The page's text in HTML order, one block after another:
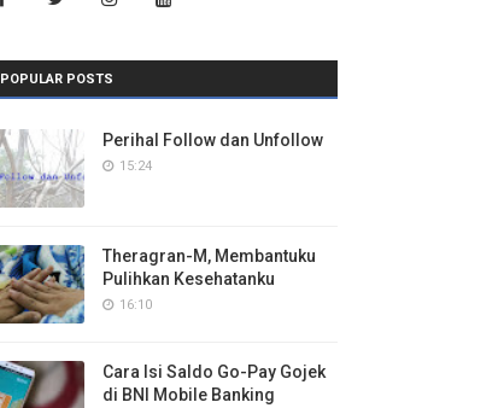
POPULAR POSTS
Perihal Follow dan Unfollow
15:24
Theragran-M, Membantuku
Pulihkan Kesehatanku
16:10
Cara Isi Saldo Go-Pay Gojek
di BNI Mobile Banking